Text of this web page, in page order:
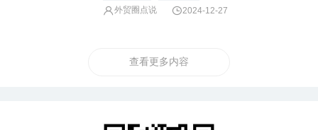
外贸圈点说
2024-12-27
查看更多内容